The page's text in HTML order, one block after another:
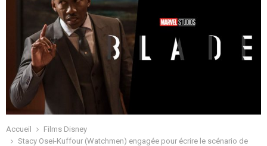
Accueil
Films Disney
Stacy Osei-Kuffour (Watchmen) engagée pour écrire le scénario de